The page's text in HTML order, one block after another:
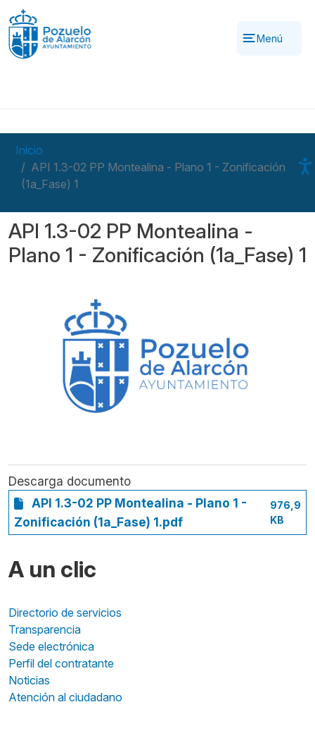
Pasar al contenido principal
Menú
Inicio
API 1.3-02 PP Montealina - Plano 1 - Zonificación
(1a_Fase) 1
API 1.3-02 PP Montealina -
Plano 1 - Zonificación (1a_Fase) 1
Descarga documento
API 1.3-02 PP Montealina - Plano 1 -
Zonificación (1a_Fase) 1.pdf
976,9
KB
A un clic
Directorio de servicios
Transparencia
Sede electrónica
Perfil del contratante
Noticias
Atención al ciudadano